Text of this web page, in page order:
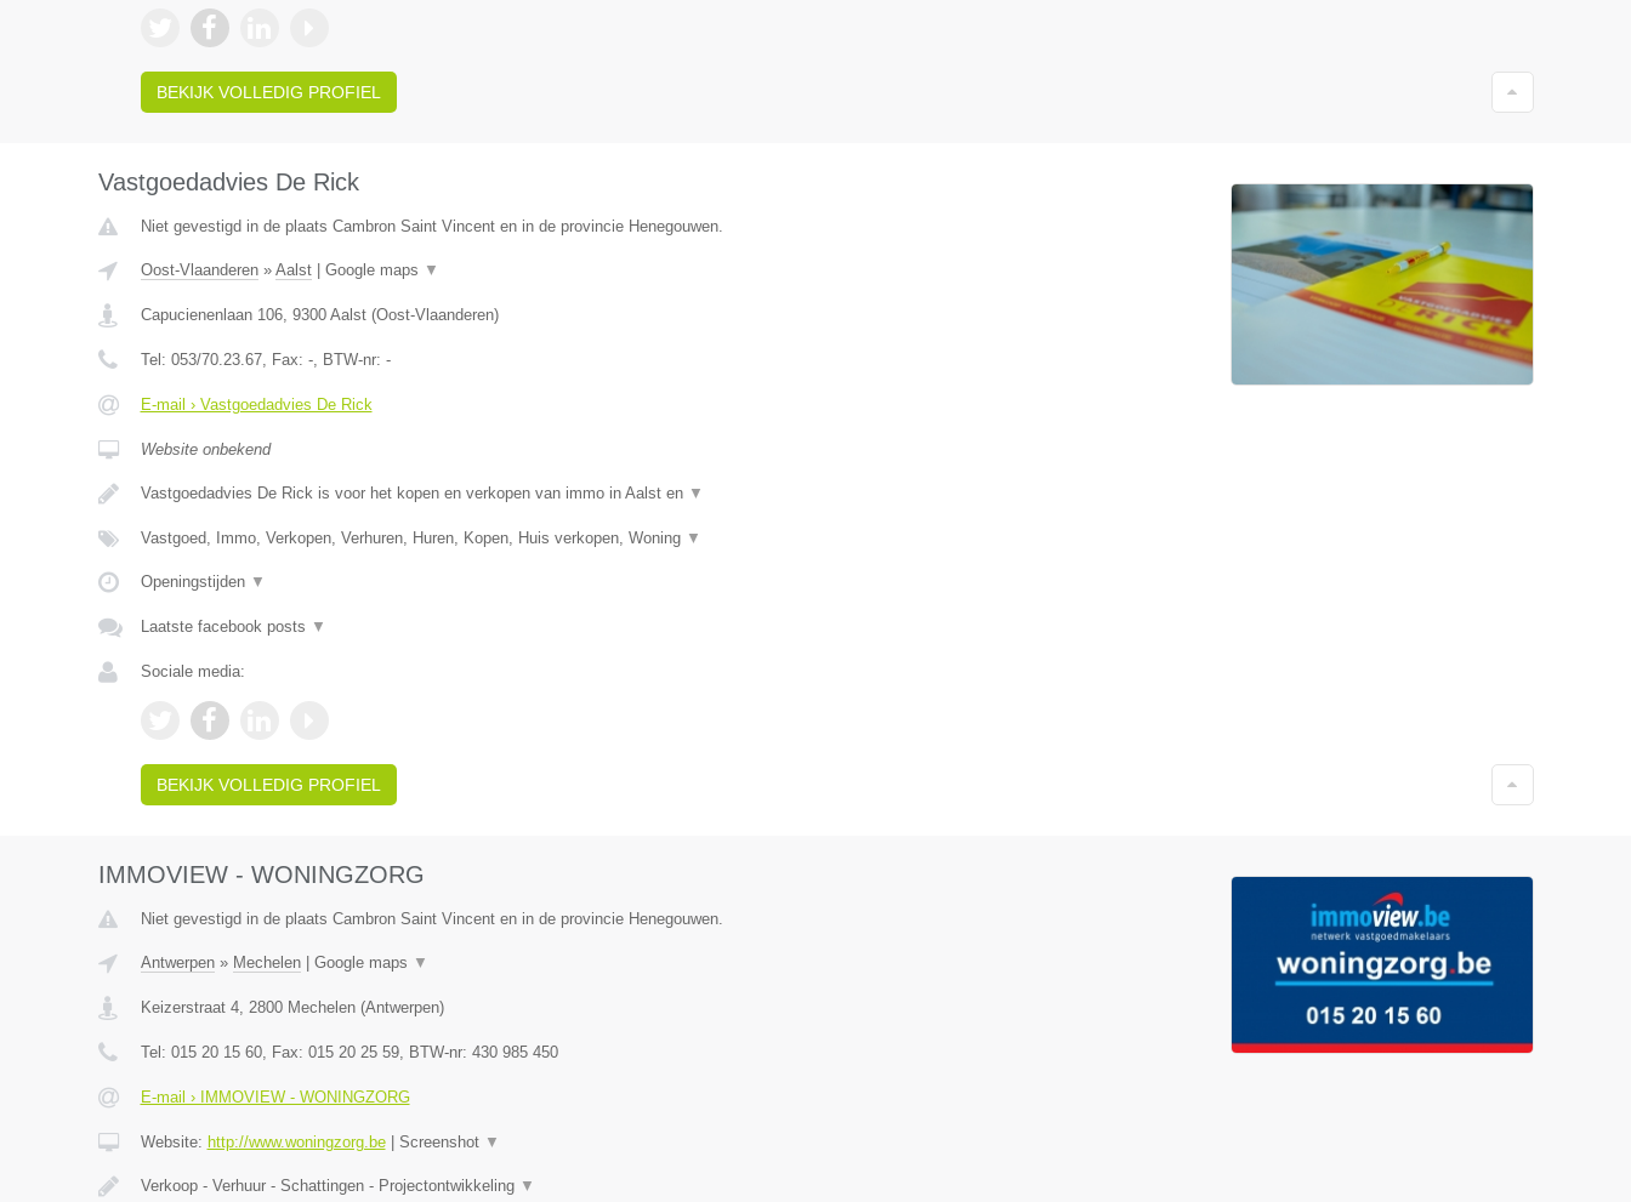
BEKIJK VOLLEDIG PROFIEL
Vastgoedadvies De Rick
Niet gevestigd in de plaats Cambron Saint Vincent en in de provincie Henegouwen.
Oost-Vlaanderen» Aalst| Google maps ▼
Capucienenlaan 106, 9300 Aalst(Oost-Vlaanderen)
Tel: 053/70.23.67, Fax: -, BTW-nr: -
E-mail › Vastgoedadvies De Rick
Website onbekend
Vastgoedadvies De Rick is voor het kopen en verkopen van immo in Aalst en ▼
Vastgoed, Immo, Verkopen, Verhuren, Huren, Kopen, Huis verkopen, Woning ▼
Openingstijden ▼
Laatste facebook posts ▼
Sociale media:
BEKIJK VOLLEDIG PROFIEL
IMMOVIEW - WONINGZORG
Niet gevestigd in de plaats Cambron Saint Vincent en in de provincie Henegouwen.
Antwerpen» Mechelen| Google maps ▼
Keizerstraat 4, 2800 Mechelen(Antwerpen)
Tel: 015 20 15 60, Fax: 015 20 25 59, BTW-nr: 430 985 450
E-mail › IMMOVIEW - WONINGZORG
Website: http://www.woningzorg.be| Screenshot ▼
Verkoop - Verhuur - Schattingen - Projectontwikkeling ▼